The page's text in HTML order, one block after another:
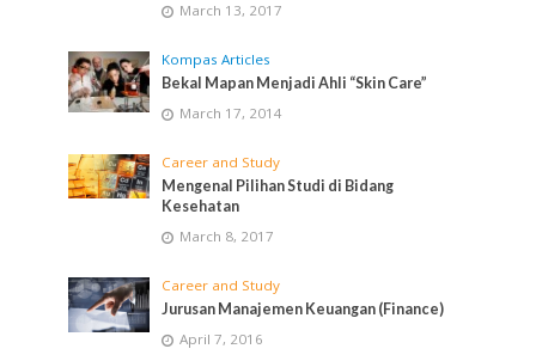
March 13, 2017
Kompas Articles
Bekal Mapan Menjadi Ahli “Skin Care”
March 17, 2014
Career and Study
Mengenal Pilihan Studi di Bidang
Kesehatan
March 8, 2017
Career and Study
Jurusan Manajemen Keuangan (Finance)
April 7, 2016